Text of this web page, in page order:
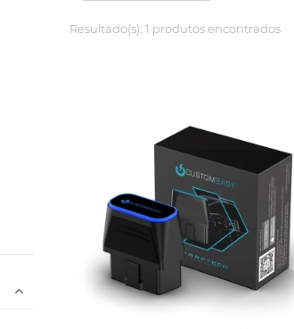
Resultado(s): 1 produtos encontrados